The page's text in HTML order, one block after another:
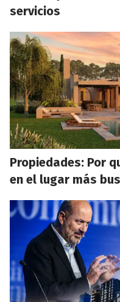
servicios
Propiedades: Por
en el lugar más